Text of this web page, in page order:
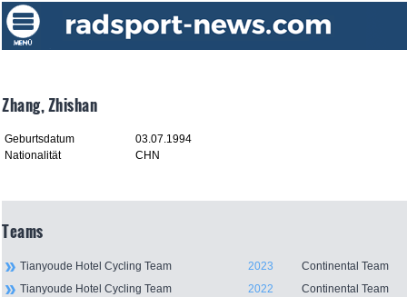
Zhang, Zhishan
Geburtsdatum
03.07.1994
Nationalität
CHN
Teams
Tianyoude Hotel Cycling Team 2023
Continental Team
Tianyoude Hotel Cycling Team
2022
Continental Team